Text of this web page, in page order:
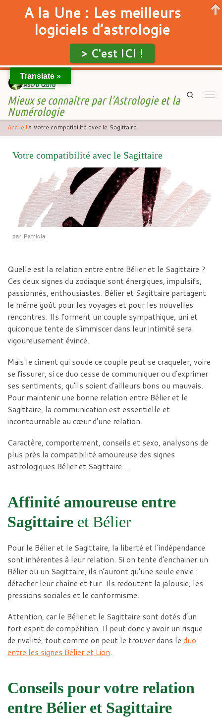
Skip to content
Mieux se connaître par l'Astrologie et la
Numérologie
Search
Accueil » Votre compatibilité avec le Sagittaire
Votre compatibilité avec le Sagittaire
par Patricia
Quelle est la relation entre entre Bélier et le Sagittaire ?
Ces deux signes du zodiaque sont énergiques, impulsifs,
passionnés, enthousiastes. Bélier et Sagittaire partagent
le même goût pour les voyages et pour les nouvelles
rencontres. Ils forment un couple sympathique, uni et
quiconque tente de s’immiscer dans leur intimité sera
vigoureusement évincé.
Mais le ciment qui soude ce couple peut se craqueler, voire
se fissurer, si ce duo cesse de communiquer ou d’exprimer
ses sentiments, qu’ils soient d’ailleurs bons ou mauvais.
Pour maintenir une bonne relation entre Bélier et le
Sagittaire, la communication est essentielle et
incontournable au cœur d’une relation.
Caractère, comportement, conseils et sexo, analysons de
plus près la compatibilité amoureuse des signes
astrologiques Bélier et Sagittaire…
Affinité amoureuse entre
Sagittaire et Bélier
Pour le Bélier et le Sagittaire, la liberté et l’indépendance
sont inhérentes à leur relation. Si on tente d’enchainer un
Bélier ou un Sagittaire, ils n’auront qu’une seule envie :
détacher leur chaîne et fuir. Ils redoutent la jalousie, les
pressions sociales et le conformisme.
Attention, car le Bélier et le Sagittaire sont dotés d’un
fort esprit de compétition. Il peut donc y avoir un risque
de rivalité, tout comme on peut le trouver dans le duo
entre les signes Bélier et Lion.
Conseils pour votre relation
entre Bélier et Sagittaire
Translate »
A la Une : Les meilleurs
logiciels d’astrologie
> C'est ICI !